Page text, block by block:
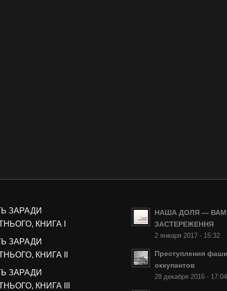
ЗАРАДИ
КНИГА I
ЗАРАДИ
КНИГА II
ЗАРАДИ
КНИГА III
НАША ДОЛЯ — ВАМ
ЗАСТЕРЕЖЕННЯ
2 января 2017 - 15:32
Преступления
оккупантов
28 декабря 2016 - 17:04